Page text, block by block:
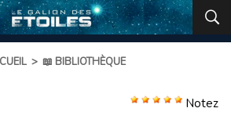
> 📖 BIBLIOTHÈQUE
Notez